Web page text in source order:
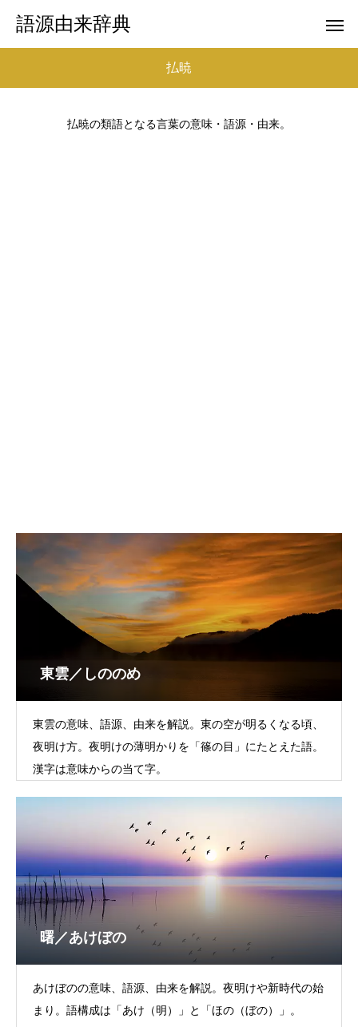
語源由来辞典
払暁
払暁の類語となる言葉の意味・語源・由来。
東雲／しののめ
東雲の意味、語源、由来を解説。東の空が明るくなる頃、
夜明け方。夜明けの薄明かりを「篠の目」にたとえた語。
漢字は意味からの当て字。
曙／あけぼの
あけぼのの意味、語源、由来を解説。夜明けや新時代の始
まり。語構成は「あけ（明）」と「ほの（ぼの）」。